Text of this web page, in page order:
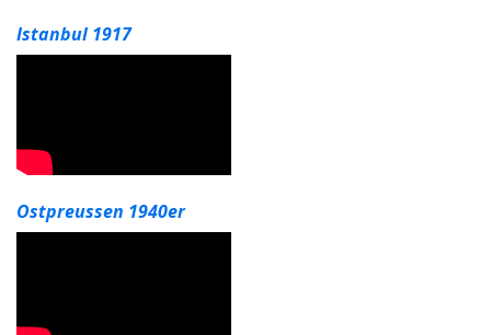
Istanbul 1917
Ostpreussen 1940er